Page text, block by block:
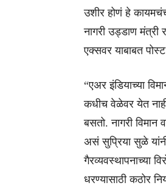
उशीर होणं हे
नागरी उड्डाण मंत्री
एक्सवर याबाबत
“एअर इंडियाच्या
कधीच वेळेवर येत
बसतो. नागरी
असं सुप्रिया सुळे
गैरव्यवस्थापनाच्या
धरण्यासाठी कठोर